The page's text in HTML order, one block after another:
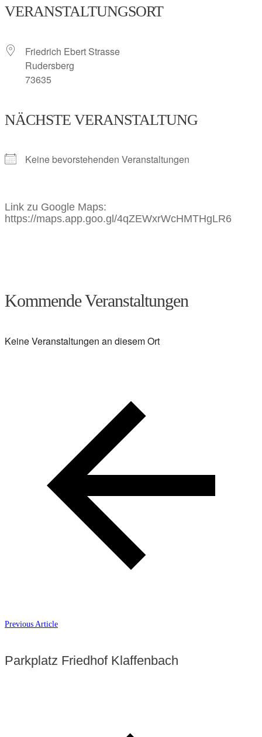
VERANSTALTUNGSORT
Friedrich Ebert Strasse
Rudersberg
73635
NÄCHSTE VERANSTALTUNG
Keine bevorstehenden Veranstaltungen
Link zu Google Maps:
https://maps.app.goo.gl/4qZEWxrWcHMTHgLR6
Kommende Veranstaltungen
Keine Veranstaltungen an diesem Ort
Previous Article
Parkplatz Friedhof Klaffenbach